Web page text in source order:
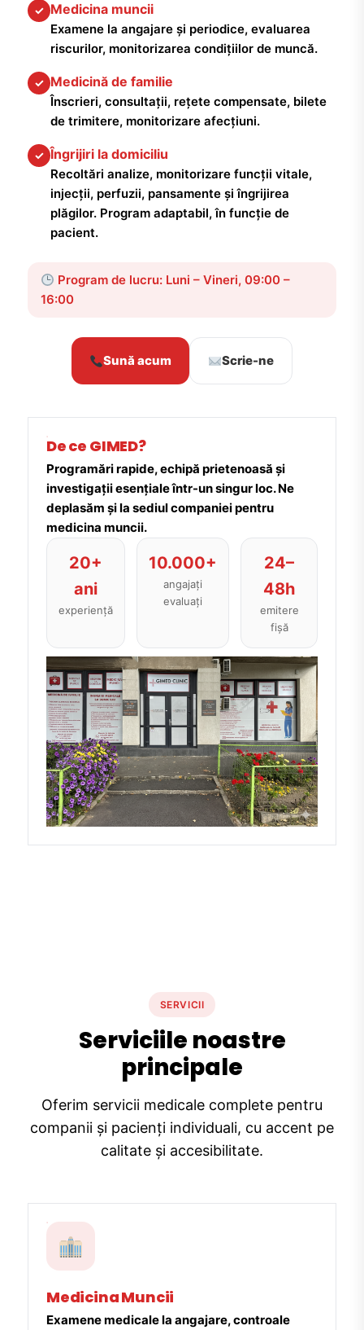
✓ Medicina muncii
Examene la angajare și periodice, evaluarea
riscurilor, monitorizarea condițiilor de muncă.
✓ Medicină de familie
Înscrieri, consultații, rețete compensate, bilete
de trimitere, monitorizare afecțiuni.
✓ Îngrijiri la domiciliu
Recoltări analize, monitorizare funcții vitale,
injecții, perfuzii, pansamente și îngrijirea
plăgilor. Program adaptabil, în funcție de
pacient.
Program de lucru: Luni – Vineri, 09:00 –
16:00
Sună acum Scrie-ne
De ce GIMED?
Programări rapide, echipă prietenoasă și
investigații esențiale într-un singur loc. Ne
deplasăm și la sediul companiei pentru
medicina muncii.
20+
ani
experiență
10.000+
angajați
evaluați
24–
48h
emitere
fișă
SERVICII
Serviciile noastre
principale
Oferim servicii medicale complete pentru
companii și pacienți individuali, cu accent pe
calitate și accesibilitate.
Medicina Muncii
Examene medicale la angajare, controale